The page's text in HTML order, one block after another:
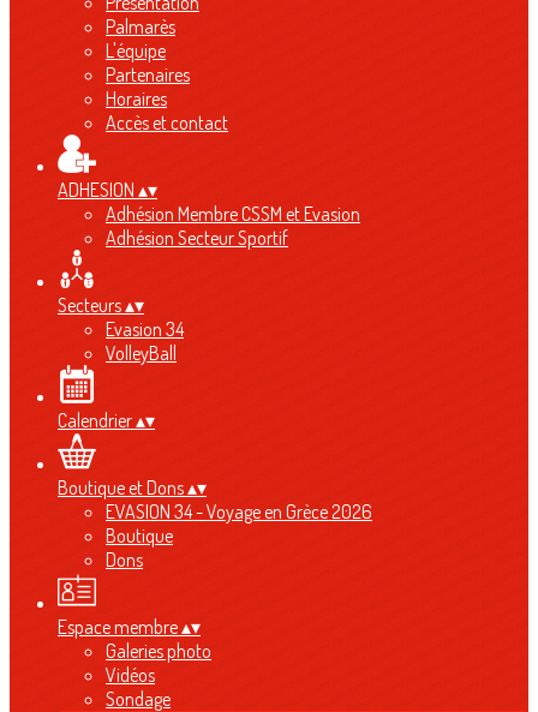
Palmarès
L'équipe
Partenaires
Horaires
Accès et contact
ADHESION ▴▾
Adhésion Membre CSSM et Evasion
Adhésion Secteur Sportif
Secteurs▴▾
Evasion 34
VolleyBall
Calendrier▴▾
Boutique et Dons▴▾
EVASION 34 - Voyage en Grèce 2026
Boutique
Dons
Espace membre▴▾
Galeries photo
Vidéos
Sondage